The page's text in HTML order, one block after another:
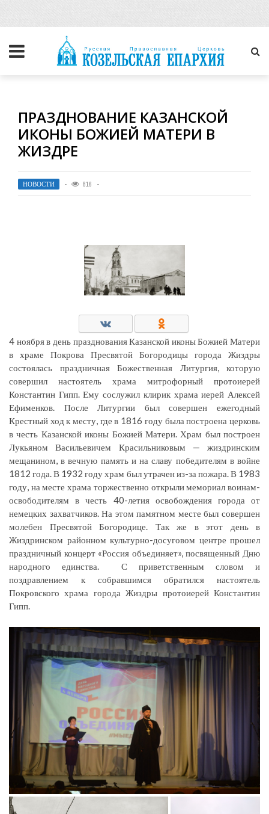
ПРАЗДНОВАНИЕ КАЗАНСКОЙ
ИКОНЫ БОЖИЕЙ МАТЕРИ В
ЖИЗДРЕ
НОВОСТИ 816
4 ноября в день празднования Казанской иконы Божией Матери
в храме Покрова Пресвятой Богородицы города Жиздры
состоялась праздничная Божественная Литургия, которую
совершил настоятель храма митрофорный протоиерей
Константин Гипп. Ему сослужил клирик храма иерей Алексей
Ефименков. После Литургии был совершен ежегодный
Крестный ход к месту, где в 1816 году была построена церковь
в честь Казанской иконы Божией Матери. Храм был построен
Лукьяном Васильевичем Красильниковым — жиздринским
мещанином, в вечную память и на славу победителям в войне
1812 года. В 1932 году храм был утрачен из-за пожара. В 1983
году, на месте храма торжественно открыли мемориал воинам-
освободителям в честь 40-летия освобождения города от
немецких захватчиков. На этом памятном месте был совершен
молебен Пресвятой Богородице. Так же в этот день в
Жиздринском районном культурно-досуговом центре прошел
праздничный концерт «Россия объединяет», посвященный Дню
народного единства. С приветственным словом и
поздравлением к собравшимся обратился настоятель
Покровского храма города Жиздры протоиерей Константин
Гипп.